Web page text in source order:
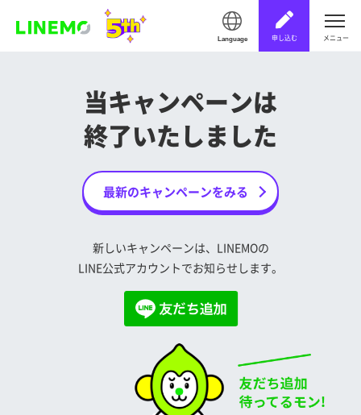
Language 申し込む メニュー
当キャンペーンは
終了いたしました
最新のキャンペーンをみる
新しいキャンペーンは、LINEMOの
LINE公式アカウントでお知らせします。